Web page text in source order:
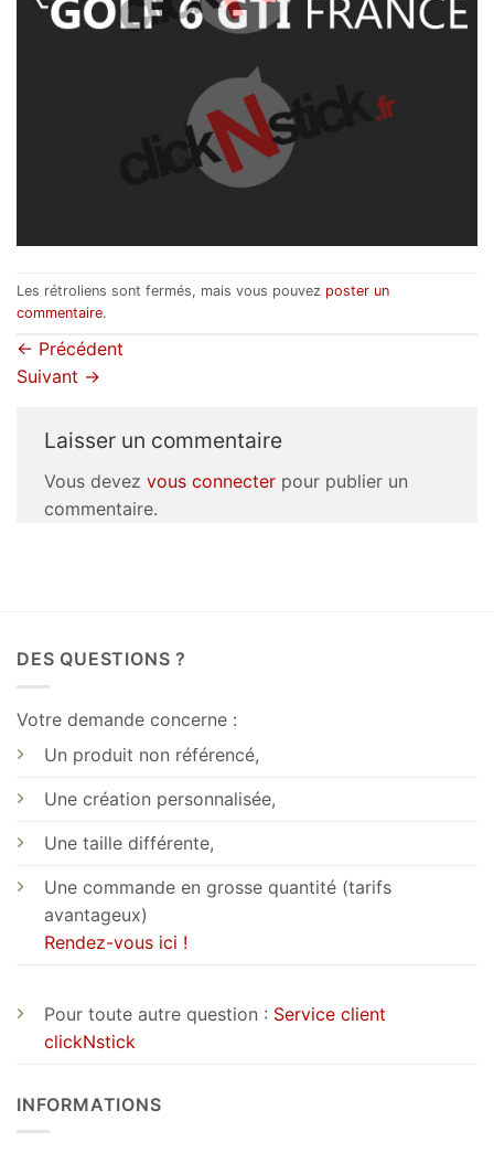
Les rétroliens sont fermés, mais vous pouvez poster un
commentaire.
← Précédent
Suivant →
Laisser un commentaire
Vous devez vous connecter pour publier un
commentaire.
DES QUESTIONS ?
Votre demande concerne :
Un produit non référencé,
Une création personnalisée,
Une taille différente,
Une commande en grosse quantité (tarifs
avantageux)
Rendez-vous ici !
Pour toute autre question : Service client
clickNstick
INFORMATIONS